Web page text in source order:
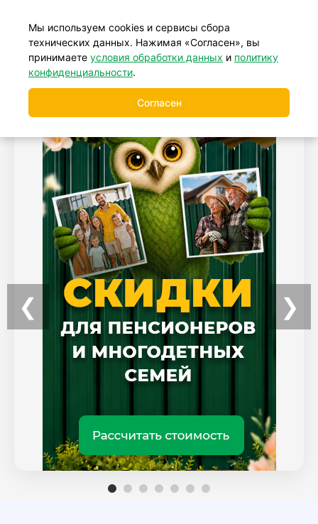
+7 (499) 877-39-88
❮ ❯
Мы используем cookies и сервисы сбора
технических данных. Нажимая «Согласен», вы
принимаете условия обработки данных и политику
конфиденциальности.
Согласен